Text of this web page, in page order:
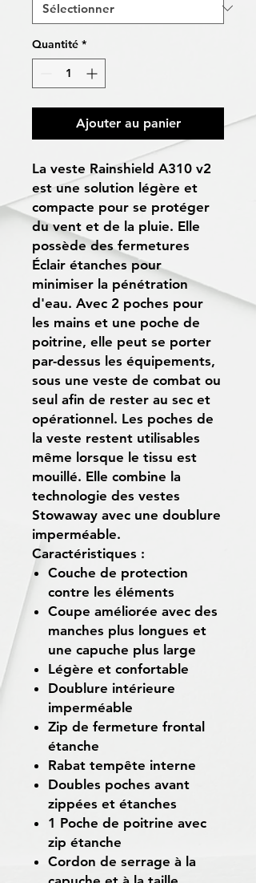
Quantité *
Ajouter au panier
La veste Rainshield A310 v2
est une solution légère et
compacte pour se protéger
du vent et de la pluie. Elle
possède des fermetures
Éclair étanches pour
minimiser la pénétration
d'eau. Avec 2 poches pour
les mains et une poche de
poitrine, elle peut se porter
par-dessus les équipements,
sous une veste de combat ou
seul afin de rester au sec et
opérationnel. Les poches de
la veste restent utilisables
même lorsque le tissu est
mouillé. Elle combine la
technologie des vestes
Stowaway avec une doublure
imperméable.
Caractéristiques :
Couche de protection
contre les éléments
Coupe améliorée avec des
manches plus longues et
une capuche plus large
Légère et confortable
Doublure intérieure
imperméable
Zip de fermeture frontal
étanche
Rabat tempête interne
Doubles poches avant
zippées et étanches
1 Poche de poitrine avec
zip étanche
Cordon de serrage à la